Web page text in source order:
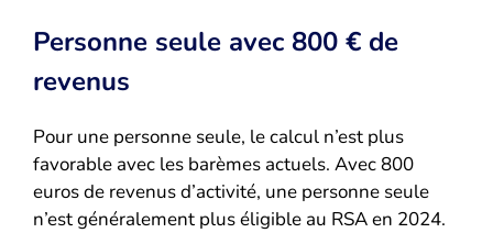
Personne seule avec 800 € de
revenus
Pour une personne seule, le calcul n’est plus
favorable avec les barèmes actuels. Avec 800
euros de revenus d’activité, une personne seule
n’est généralement plus éligible au RSA en 2024.